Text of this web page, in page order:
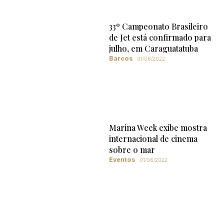
33º Campeonato Brasileiro
de Jet está confirmado para
julho, em Caraguatatuba
Barcos 01/06/2022
Marina Week exibe mostra
internacional de cinema
sobre o mar
Eventos 01/06/2022